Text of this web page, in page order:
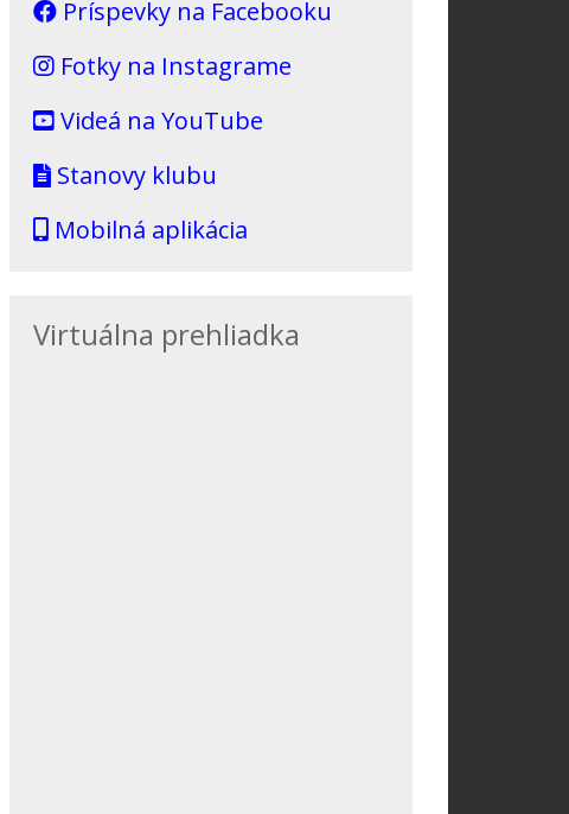
Príspevky na Facebooku
Fotky na Instagrame
Videá na YouTube
Stanovy klubu
Mobilná aplikácia
Virtuálna prehliadka